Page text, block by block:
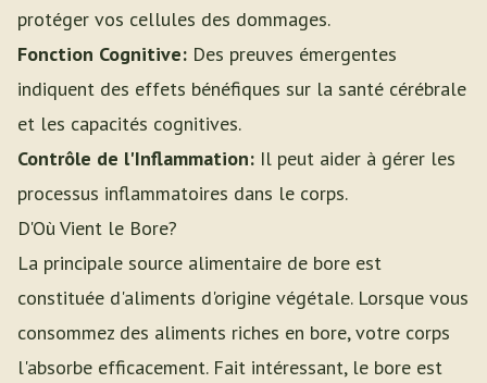
protéger vos cellules des dommages.
Fonction Cognitive: Des preuves émergentes
indiquent des effets bénéfiques sur la santé cérébrale
et les capacités cognitives.
Contrôle de l'Inflammation: Il peut aider à gérer les
processus inflammatoires dans le corps.
D'Où Vient le Bore?
La principale source alimentaire de bore est
constituée d'aliments d'origine végétale. Lorsque vous
consommez des aliments riches en bore, votre corps
l'absorbe efficacement. Fait intéressant, le bore est